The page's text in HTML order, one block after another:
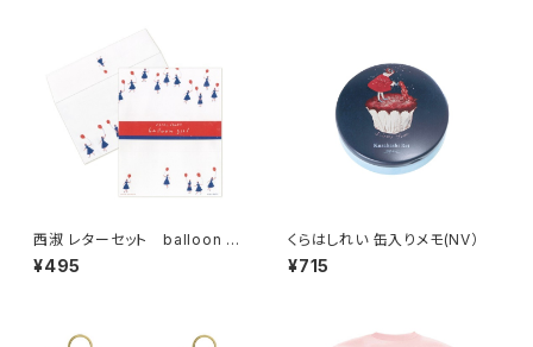
西淑 レターセット balloon gi
rl
¥495
くらはしれい 缶入りメモ(NV）
¥715